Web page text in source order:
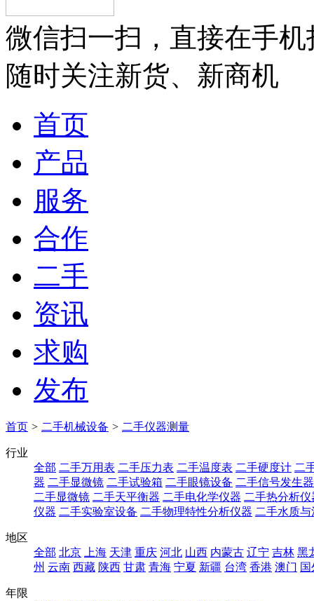
微信扫一扫，直接在手机
随时关注新货、新商机
首页
产品
服务
合作
二手
资讯
求购
发布
首页 > 二手机械设备 > 二手仪器测量
行业
全部 二手万用表 二手压力表 二手温度表 二手硬度计 二
器 二手显微镜 二手试验箱 二手眼镜设备 二手信号发生器
二手显微镜 二手天平衡器 二手电化学仪器 二手热分析仪
仪器 二手实验室设备 二手物理特性分析仪器 二手水质
地区
全部 北京 上海 天津 重庆 河北 山西 内蒙古 辽宁 吉林 黑
州 云南 西藏 陕西 甘肃 青海 宁夏 新疆 台湾 香港 澳门 国
年限